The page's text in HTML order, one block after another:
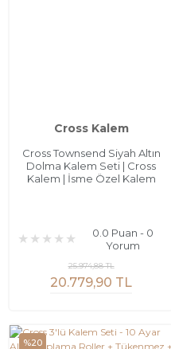
Cross Kalem
Cross Townsend Siyah Altın
Dolma Kalem Seti | Cross
Kalem | İsme Özel Kalem
0.0 Puan - 0
Yorum
20.779,90 TL
25.974,88 TL
%20